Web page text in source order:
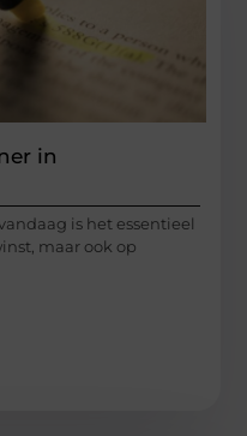
in
is het essentieel
maar ook op